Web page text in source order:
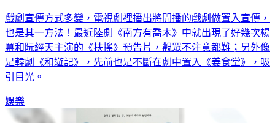
戲劇宣傳方式多變，電視劇裡播出將開播的戲劇做置入宣傳，
也是其一方法！最近陸劇《南方有喬木》中就出現了好幾次楊
冪和阮經天主演的《扶搖》預告片，觀眾不注意都難；另外像
是韓劇《和遊記》，先前也是不斷在劇中置入《姜食堂》，吸
引目光。
娛樂